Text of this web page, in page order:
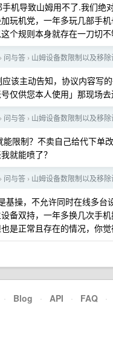
手机导致山姆用不了.我们
玩机党，一年多玩几部手
个规则本身就存在一刀切不
› 问与答 › 山姆设备数限制以及移
该主动告知，协议内容写
仅供您本人使用」那现场
› 问与答 › 山姆设备数限制以及移
限制？不卖自己给代下单
就能喷了？
› 问与答 › 山姆设备数限制以及移
基操，不允许同时在线多
备双持，一年多换几次手
是正常且存在的情况，你
· Blog · API · FAQ ·